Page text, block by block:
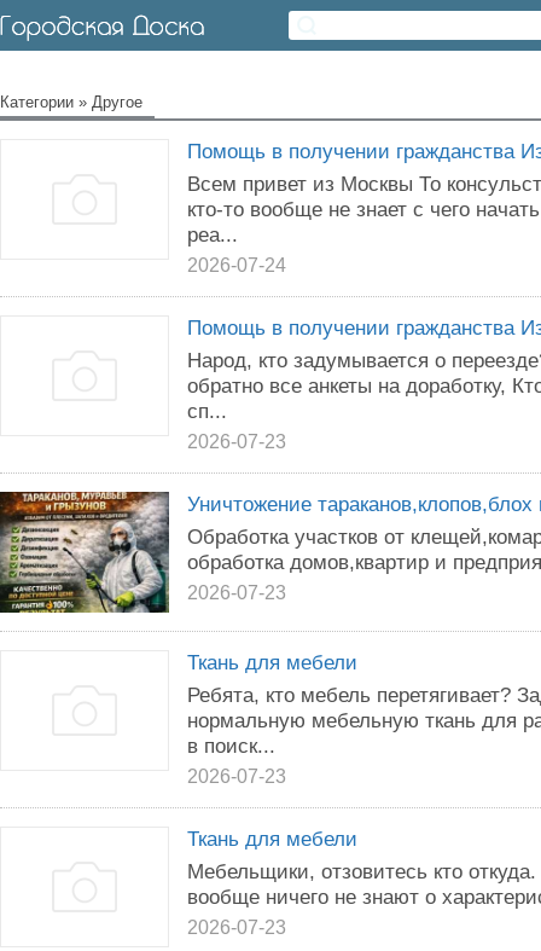
Категории » Другое
Помощь в получении гражданства
Всем привет из Москвы То
кто-то вообще не знает с чего
реа...
2026-07-24
Помощь в получении гражданства
Народ, кто задумывается о
обратно все анкеты на доработку,
сп...
2026-07-23
Уничтожение
Обработка участков от
обработка домов,квартир и
2026-07-23
Ткань для мебели
Ребята, кто мебель перетягивает?
нормальную мебельную ткань для
в поиск...
2026-07-23
Ткань для мебели
Мебельщики, отзовитесь кто
вообще ничего не знают о
2026-07-23